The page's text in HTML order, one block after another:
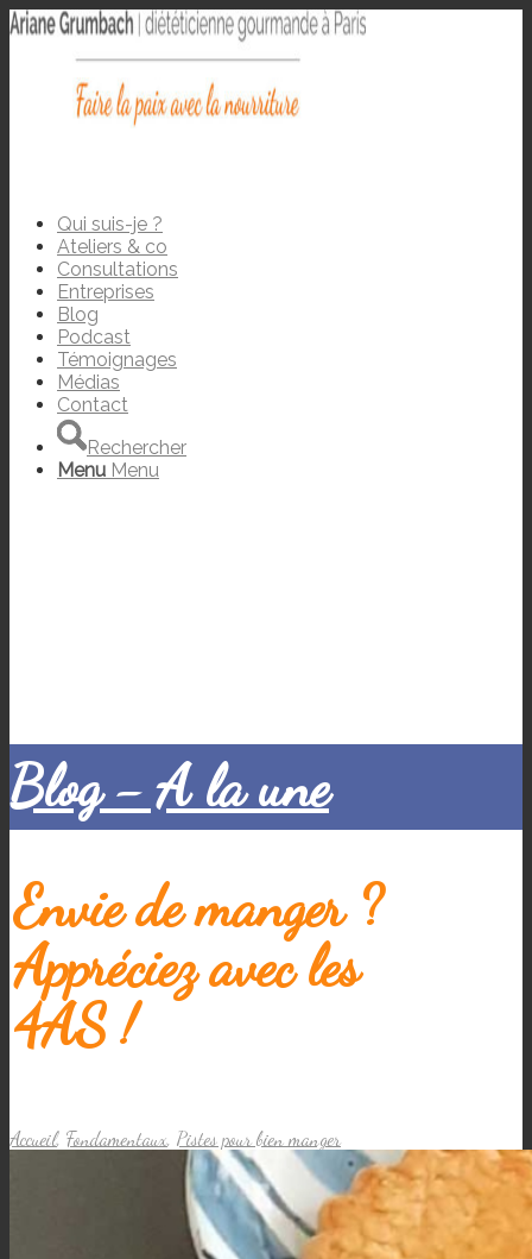
Qui suis-je ?
Ateliers & co
Consultations
Entreprises
Blog
Podcast
Témoignages
Médias
Contact
Rechercher
Menu Menu
Blog - A la une
Envie de manger ?
Appréciez avec les
4AS !
Accueil, Fondamentaux Pistes pour bien manger